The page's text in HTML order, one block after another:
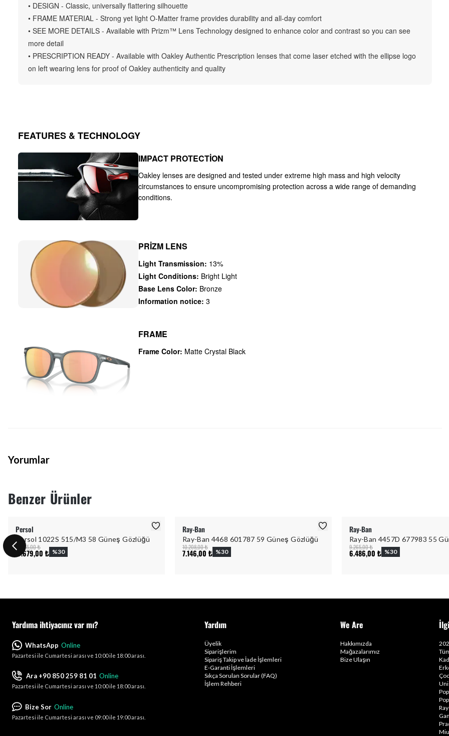
• DESIGN - Classic, universally flattering silhouette
• FRAME MATERIAL - Strong yet light O-Matter frame provides durability and all-day comfort
• SEE MORE DETAILS - Available with Prizm™ Lens Technology designed to enhance color and contrast so you can see
more detail
• PRESCRIPTION READY - Available with Oakley Authentic Prescription lenses that come laser etched with the ellipse logo
on left wearing lens for proof of Oakley authenticity and quality
FEATURES & TECHNOLOGY
IMPACT PROTECTION
Oakley lenses are designed and tested under extreme high mass and high velocity
circumstances to ensure uncompromising protection across a wide range of demanding
conditions.
PRIZM LENS
Light Transmission: 13%
Light Conditions: Bright Light
Base Lens Color: Bronze
Information notice: 3
FRAME
Frame Color: Matte Crystal Black
Yorumlar
Benzer Ürünler
Persol
Persol 1022S 515/M3 58 Güneş Gözlüğü
25.255,00 ₺
17.679,00 ₺ %30
Ray-Ban
Ray-Ban 4468 601787 59 Güneş Gözlüğü
10.208,00 ₺
7.146,00 ₺ %30
Ray-Ban
Ray-Ban 4457D 677983 55
9.265,00 ₺
6.486,00 ₺ %30
Yardıma ihtiyacınız var mı?
WhatsApp Online
Pazartesi ile Cumartesi arası ve 10:00 ile 18:00 arası.
Ara +90 850 259 81 01 Online
Pazartesi ile Cumartesi arası ve 10:00 ile 18:00 arası.
Bize Sor Online
Pazartesi ile Cumartesi arası ve 09:00 ile 19:00 arası.
Yardım
Üyelik
Siparişlerim
Sipariş Takip ve İade İşlemleri
E-Garanti İşlemleri
Sıkça Sorulan Sorular (FAQ)
İşlem Rehberi
We Are
Hakkımızda
Mağazalarımız
Bize Ulaşın